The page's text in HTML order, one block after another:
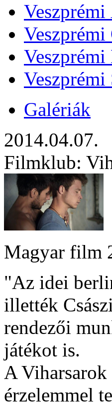
Veszprémi
Galériák
2014.04.07.
Filmklub:
Magyar film
"Az idei
illették
rendezői
játékot is.
A
érzelemmel